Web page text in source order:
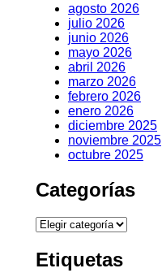
agosto 2026
julio 2026
junio 2026
mayo 2026
abril 2026
marzo 2026
febrero 2026
enero 2026
diciembre 2025
noviembre 2025
octubre 2025
Categorías
Etiquetas